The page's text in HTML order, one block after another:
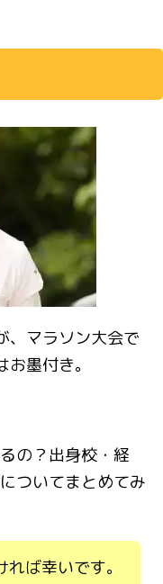
、マラソン大会で
墨付き。
の？出身校・経
ついてまとめてみ
ば幸いです。